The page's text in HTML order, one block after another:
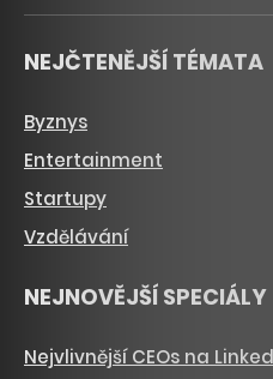
NEJČTENĚJŠÍ TÉMATA
Byznys
Entertainment
Startupy
Vzdělávání
NEJNOVĚJŠÍ SPECIÁLY
Nejvlivnější CEOs na